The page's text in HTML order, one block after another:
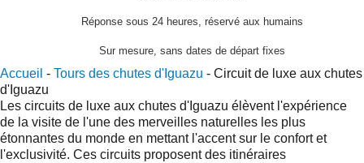
Réponse sous 24 heures, réservé aux humains
Sur mesure, sans dates de départ fixes
Accueil - Tours des chutes d'Iguazu - Circuit de luxe aux chutes
d'Iguazu
Les circuits de luxe aux chutes d'Iguazu élèvent l'expérience
de la visite de l'une des merveilles naturelles les plus
étonnantes du monde en mettant l'accent sur le confort et
l'exclusivité. Ces circuits proposent des itinéraires